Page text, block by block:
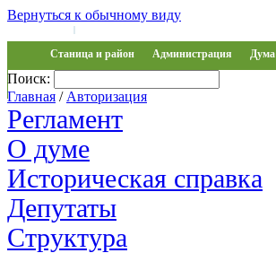
Вернуться к обычному виду
|
Станица и район Администрация Дума
Обращения
Поиск:
Главная / Авторизация
Регламент
О думе
Историческая справка
Депутаты
Структура